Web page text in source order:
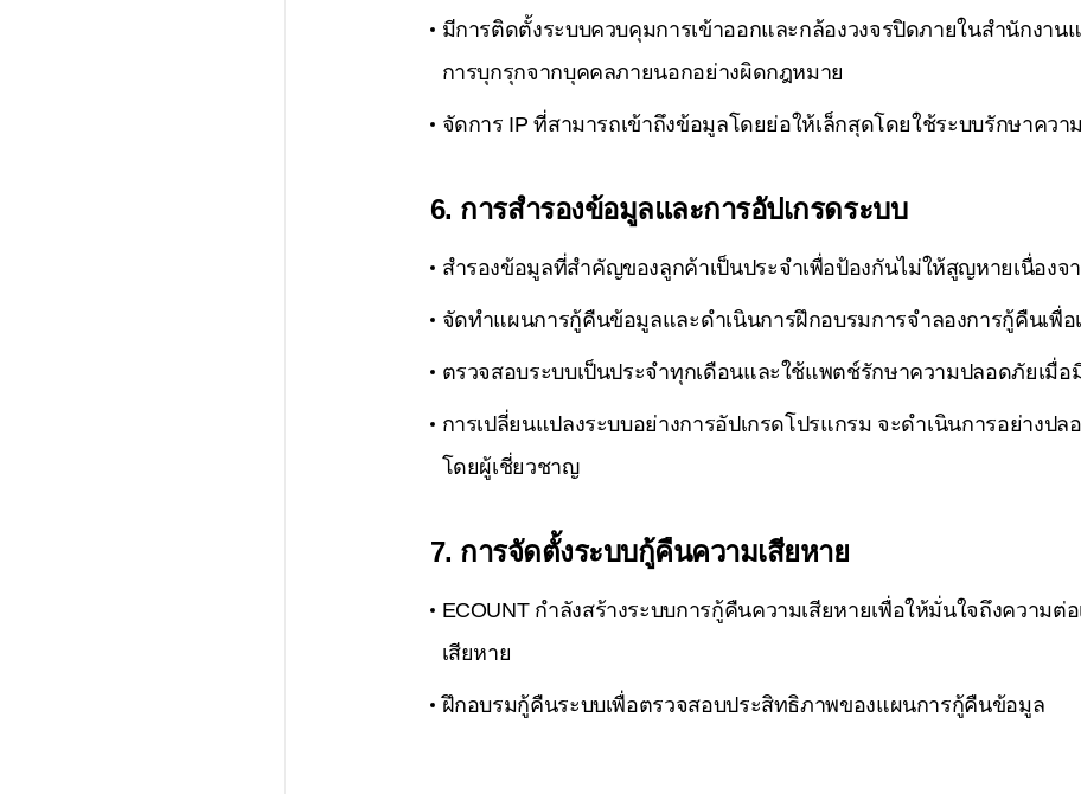
มีการติดตั้งระบบควบคุมการเข้าออกและกล้องวงจรปิดภายในสำนักงาน
การบุกรุกจากบุคคลภายนอกอย่างผิดกฎหมาย
จัดการ IP ที่สามารถเข้าถึงข้อมูลโดยย่อให้เล็กสุดโดยใช้ระบบรักษาคว
6. การสำรองข้อมูลและการอัปเกรดระบบ
สำรองข้อมูลที่สำคัญของลูกค้าเป็นประจำเพื่อป้องกันไม่ให้สูญหายเนื่อง
จัดทำแผนการกู้คืนข้อมูลและดำเนินการฝึกอบรมการจำลองการกู้คืนเพื่
ตรวจสอบระบบเป็นประจำทุกเดือนและใช้แพตช์รักษาความปลอดภัยเมื่อ
การเปลี่ยนแปลงระบบอย่างการอัปเกรดโปรแกรม จะดำเนินการอย่างปล
โดยผู้เชี่ยวชาญ
7. การจัดตั้งระบบกู้คืนความเสียหาย
ECOUNT กำลังสร้างระบบการกู้คืนความเสียหายเพื่อให้มั่นใจถึงความ
เสียหาย
ฝึกอบรมกู้คืนระบบเพื่อตรวจสอบประสิทธิภาพของแผนการกู้คืนข้อมูล